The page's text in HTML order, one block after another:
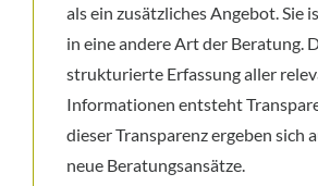
als ein zusätzliches Angebot. Sie
in eine andere Art der Beratung.
strukturierte Erfassung aller
Informationen entsteht
dieser Transparenz ergeben sich
neue Beratungsansätze.